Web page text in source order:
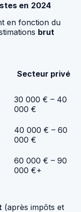
en 2024
en fonction du
brut
Secteur privé
30 000 € – 40
000 €
40 000 € – 60
000 €
60 000 € – 90
000 €+
(après impôts et